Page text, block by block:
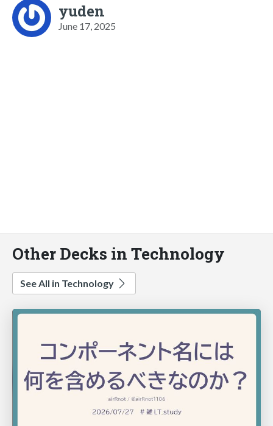
yuden
June 17, 2025
Other Decks in Technology
See All in Technology